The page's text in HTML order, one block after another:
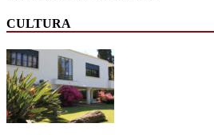
CULTURA